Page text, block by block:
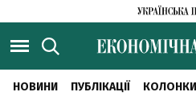
НОВИНИ ПУБЛІКАЦІЇ КОЛОНКИ